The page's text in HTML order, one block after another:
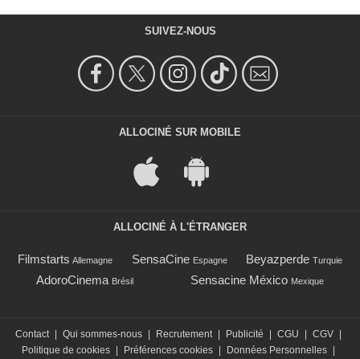
SUIVEZ-NOUS
ALLOCINÉ SUR MOBILE
ALLOCINÉ À L'ÉTRANGER
Filmstarts Allemagne SensaCine Espagne Beyazperde Turquie
AdoroCinema Brésil Sensacine México Mexique
Contact | Qui sommes-nous | Recrutement | Publicité | CGU | CGV |
Politique de cookies | Préférences cookies | Données Personnelles |